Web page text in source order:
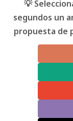
💡
segundos un
propuesta de